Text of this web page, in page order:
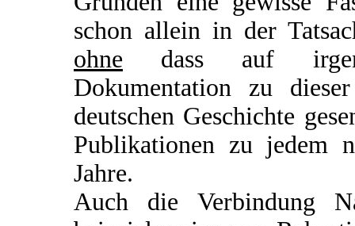
schon allein in der
ohne dass auf
Dokumentation zu
deutschen Geschichte
Publikationen zu jedem
Jahre.
Auch die Verbindung